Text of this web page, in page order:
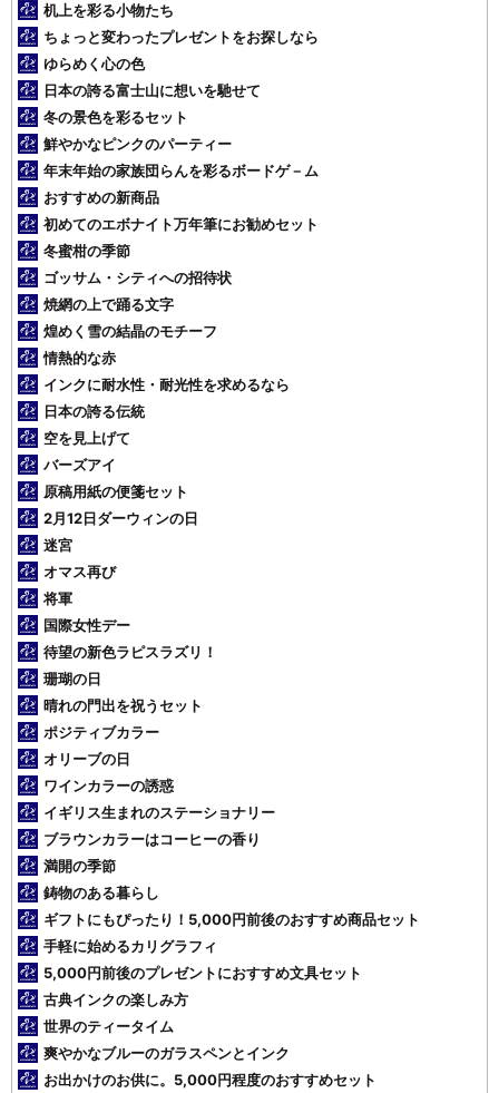
机上を彩る小物たち
ちょっと変わったプレゼントをお探しなら
ゆらめく心の色
日本の誇る富士山に想いを馳せて
冬の景色を彩るセット
鮮やかなピンクのパーティー
年末年始の家族団らんを彩るボードゲ－ム
おすすめの新商品
初めてのエボナイト万年筆にお勧めセット
冬蜜柑の季節
ゴッサム・シティへの招待状
焼網の上で踊る文字
煌めく雪の結晶のモチーフ
情熱的な赤
インクに耐水性・耐光性を求めるなら
日本の誇る伝統
空を見上げて
バーズアイ
原稿用紙の便箋セット
2月12日ダーウィンの日
迷宮
オマス再び
将軍
国際女性デー
待望の新色ラピスラズリ！
珊瑚の日
晴れの門出を祝うセット
ポジティブカラー
オリーブの日
ワインカラーの誘惑
イギリス生まれのステーショナリー
ブラウンカラーはコーヒーの香り
満開の季節
鋳物のある暮らし
ギフトにもぴったり！5,000円前後のおすすめ商品セット
手軽に始めるカリグラフィ
5,000円前後のプレゼントにおすすめ文具セット
古典インクの楽しみ方
世界のティータイム
爽やかなブルーのガラスペンとインク
お出かけのお供に。5,000円程度のおすすめセット